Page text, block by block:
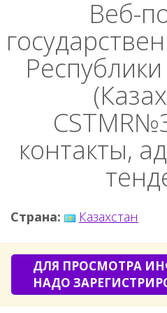
Веб-
контакты,
Страна: Казахстан
ДЛЯ ПРОСМОТРА
НАДО